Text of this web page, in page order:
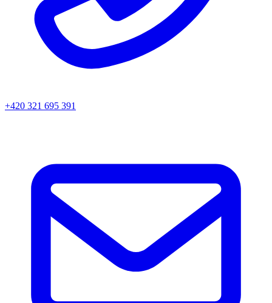
+420 321 695 391